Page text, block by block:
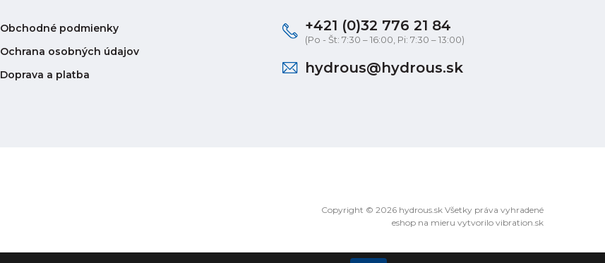
Obchodné podmienky
Ochrana osobných údajov
Doprava a platba
+421 (0)32 776 21 84
(Po - Št: 7:30 – 16:00, Pi: 7:30 – 13:00)
hydrous@hydrous.sk
Copyright © 2026 hydrous.sk Všetky práva vyhradené
eshop na mieru vytvorilo vibration.sk